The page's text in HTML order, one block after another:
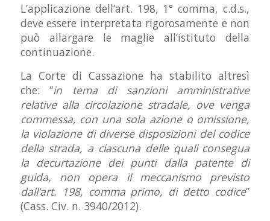
L’applicazione dell’art. 198, 1° comma, c.d.s.,
deve essere interpretata rigorosamente e non
può allargare le maglie all’istituto della
continuazione.
La Corte di Cassazione ha stabilito altresì
che: “in tema di sanzioni amministrative
relative alla circolazione stradale, ove venga
commessa, con una sola azione o omissione,
la violazione di diverse disposizioni del codice
della strada, a ciascuna delle quali consegua
la decurtazione dei punti dalla patente di
guida, non opera il meccanismo previsto
dall’art. 198, comma primo, di detto codice”
(Cass. Civ. n. 3940/2012).